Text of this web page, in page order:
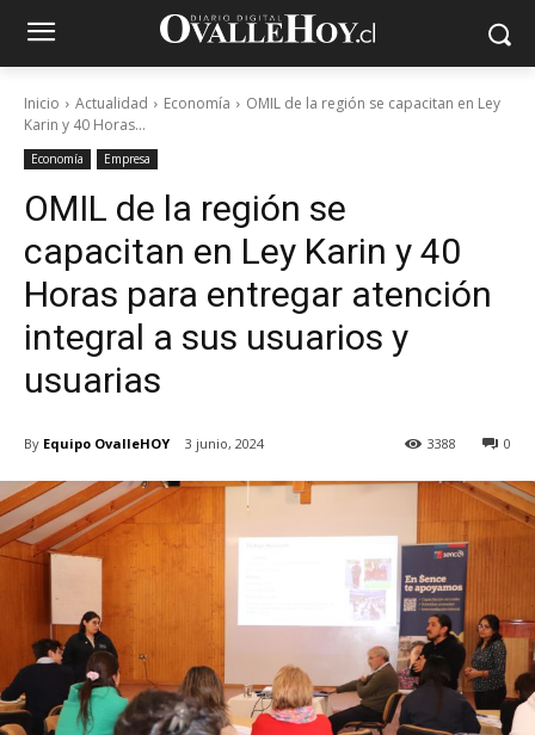
Inicio Actualidad Economía
OMIL de la región se capacitan en Ley
Karin y 40 Horas...
Economía Empresa
OMIL de la región se
capacitan en Ley Karin y 40
Horas para entregar atención
integral a sus usuarios y
usuarias
By Equipo OvalleHOY 3 junio, 2024 0
3388